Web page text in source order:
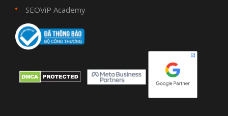
SEOViP Academy